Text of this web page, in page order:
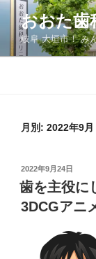
コ
ン
おおた歯
岐阜 大垣市！ み
月別: 2022年9月
投
稿
日:
2022年9月24日
歯を主役に
3DCGアニ